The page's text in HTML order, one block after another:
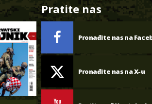
Pratite nas
Pronađite nas na
Pronađite nas na X-u